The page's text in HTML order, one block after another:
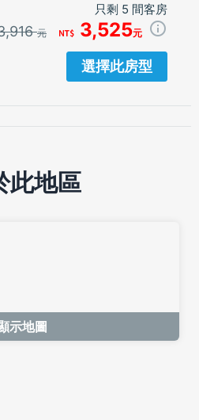
只剩 5 間客房
元 3,525元
選擇此房型
此地區
示地圖